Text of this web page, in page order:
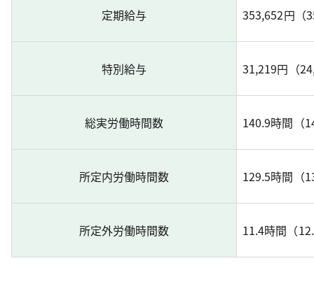
定期給与 353,652円（
特別給与 31,219円（
総実労働時間数 140.9時間（
所定内労働時間数 129.5時間（
所定外労働時間数 11.4時間（